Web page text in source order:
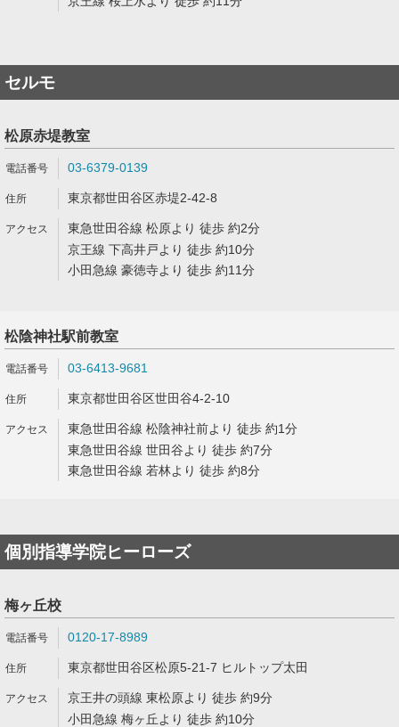
セルモ
松原赤堤教室
03-6379-0139
東京都世田谷区赤堤2-42-8
東急世田谷線 松原より 徒歩 約2分
京王線 下高井戸より 徒歩 約10分
小田急線 豪徳寺より 徒歩 約11分
松陰神社駅前教室
03-6413-9681
東京都世田谷区世田谷4-2-10
東急世田谷線 松陰神社前より 徒歩 約1分
東急世田谷線 世田谷より 徒歩 約7分
東急世田谷線 若林より 徒歩 約8分
個別指導学院ヒーローズ
梅ヶ丘校
0120-17-8989
東京都世田谷区松原5-21-7 ヒルトップ太田
京王井の頭線 東松原より 徒歩 約9分
小田急線 梅ヶ丘より 徒歩 約10分